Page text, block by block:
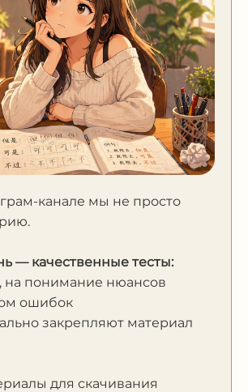
канале мы не просто
— качественные тесты:
на понимание нюансов
ошибок
закрепляют материал
для скачивания